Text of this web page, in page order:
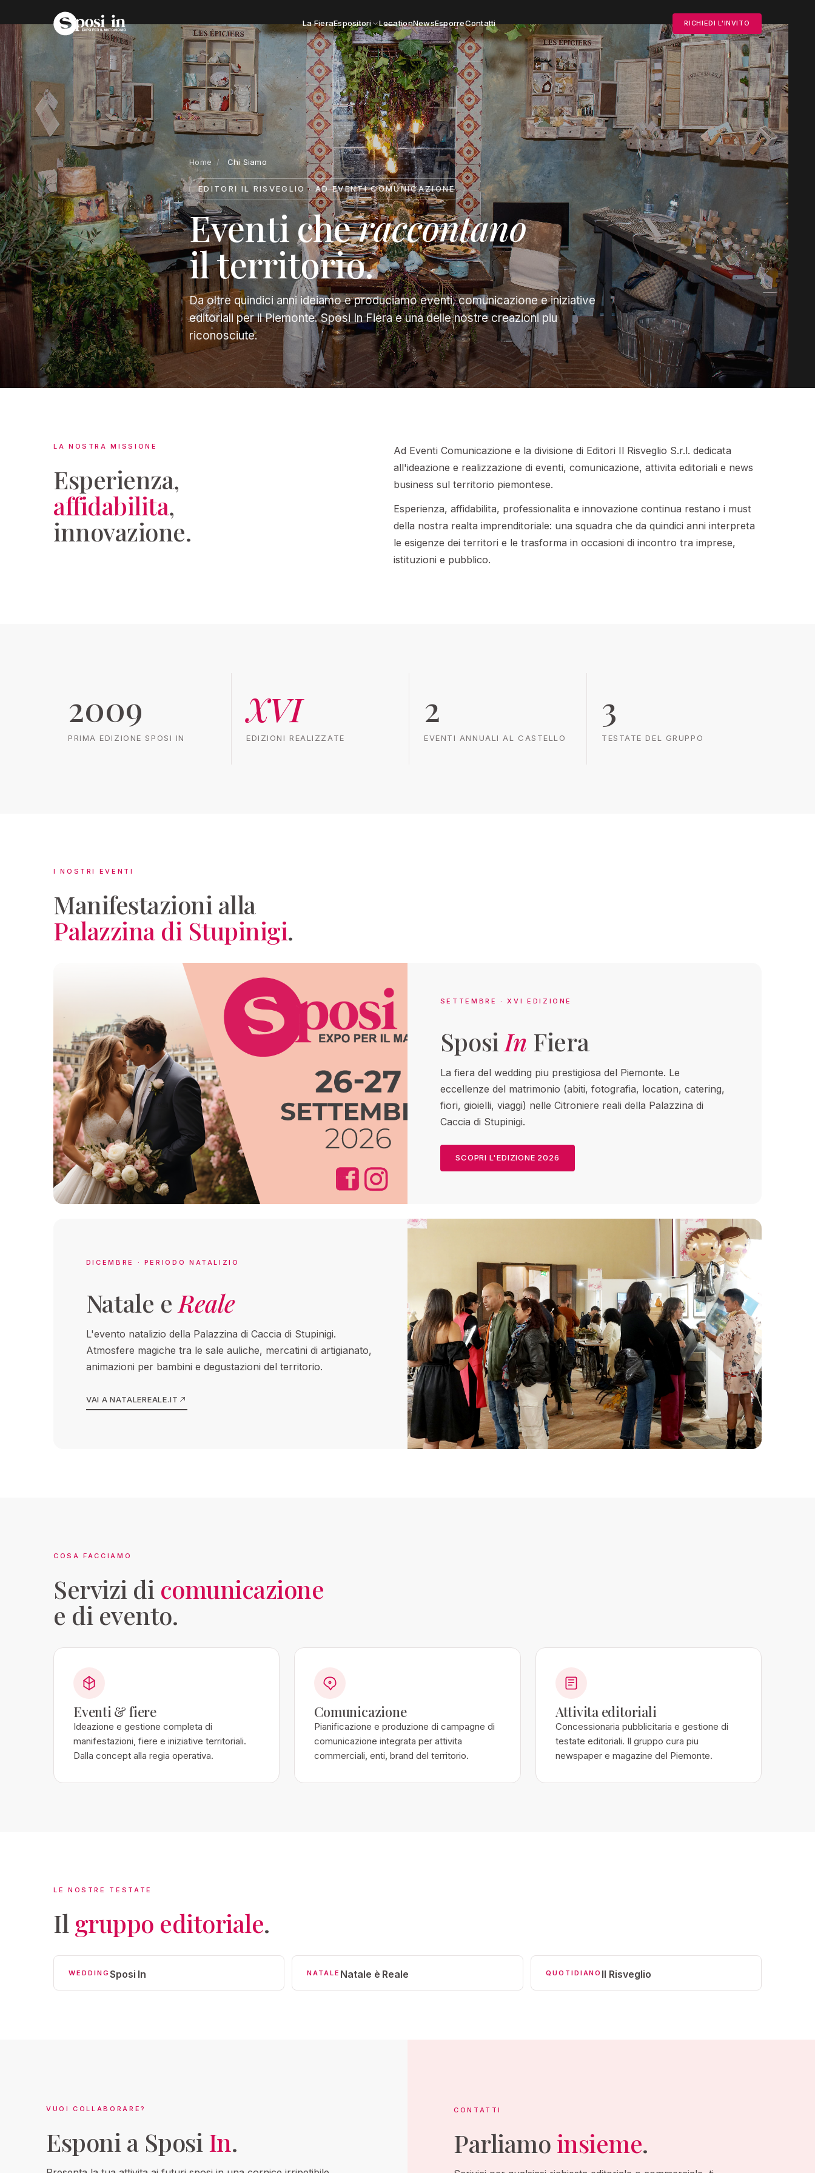
La FieraEspositori LocationNewsEsporreContatti RICHIEDI L'INVITO
Home / Chi Siamo
EDITORI IL RISVEGLIO · AD EVENTI COMUNICAZIONE
Eventi cheraccontano
il territorio.
Da oltre quindici anni ideiamo e produciamo eventi, comunicazione e iniziative
editoriali per il Piemonte. Sposi In Fiera e una delle nostre creazioni piu
riconosciute.
LA NOSTRA MISSIONE
Esperienza,
affidabilita,
innovazione.
Ad Eventi Comunicazione e la divisione di Editori Il Risveglio S.r.l. dedicata
all'ideazione e realizzazione di eventi, comunicazione, attivita editoriali e news
business sul territorio piemontese.
Esperienza, affidabilita, professionalita e innovazione continua restano i must
della nostra realta imprenditoriale: una squadra che da quindici anni interpreta
le esigenze dei territori e le trasforma in occasioni di incontro tra imprese,
istituzioni e pubblico.
2009
PRIMA EDIZIONE SPOSI IN
XVI
EDIZIONI REALIZZATE
2
EVENTI ANNUALI AL CASTELLO
3
TESTATE DEL GRUPPO
I NOSTRI EVENTI
Manifestazioni alla
Palazzina di Stupinigi.
SETTEMBRE · XVI EDIZIONE
Sposi In Fiera
La fiera del wedding piu prestigiosa del Piemonte. Le
eccellenze del matrimonio (abiti, fotografia, location, catering,
fiori, gioielli, viaggi) nelle Citroniere reali della Palazzina di
Caccia di Stupinigi.
SCOPRI L'EDIZIONE 2026
DICEMBRE · PERIODO NATALIZIO
Natale e Reale
L'evento natalizio della Palazzina di Caccia di Stupinigi.
Atmosfere magiche tra le sale auliche, mercatini di artigianato,
animazioni per bambini e degustazioni del territorio.
VAI A NATALEREALE.IT
COSA FACCIAMO
Servizi di comunicazione
e di evento.
Eventi & fiere
Ideazione e gestione completa di
manifestazioni, fiere e iniziative territoriali.
Dalla concept alla regia operativa.
Comunicazione
Pianificazione e produzione di campagne di
comunicazione integrata per attivita
commerciali, enti, brand del territorio.
Attivita editoriali
Concessionaria pubblicitaria e gestione di
testate editoriali. Il gruppo cura piu
newspaper e magazine del Piemonte.
LE NOSTRE TESTATE
Il gruppo editoriale.
WEDDINGSposi In NATALE Natale è Reale QUOTIDIANO Il Risveglio
VUOI COLLABORARE?
Esponi a Sposi In.
CONTATTI
Parliamo insieme.